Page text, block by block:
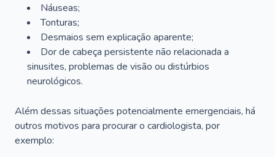
Náuseas;
Tonturas;
Desmaios sem explicação aparente;
Dor de cabeça persistente não relacionada a
sinusites, problemas de visão ou distúrbios
neurológicos.
Além dessas situações potencialmente emergenciais, há
outros motivos para procurar o cardiologista, por
exemplo: